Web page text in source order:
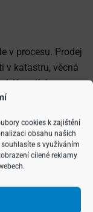
cookies k zajištění
obsahu našich
s využíváním
cílené reklamy
v procesu. Prodej
v katastru, věcná
Kupující
rychle
váš
rozlišit, jestli je